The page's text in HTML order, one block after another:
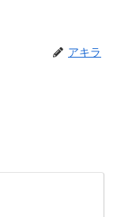
アキラ